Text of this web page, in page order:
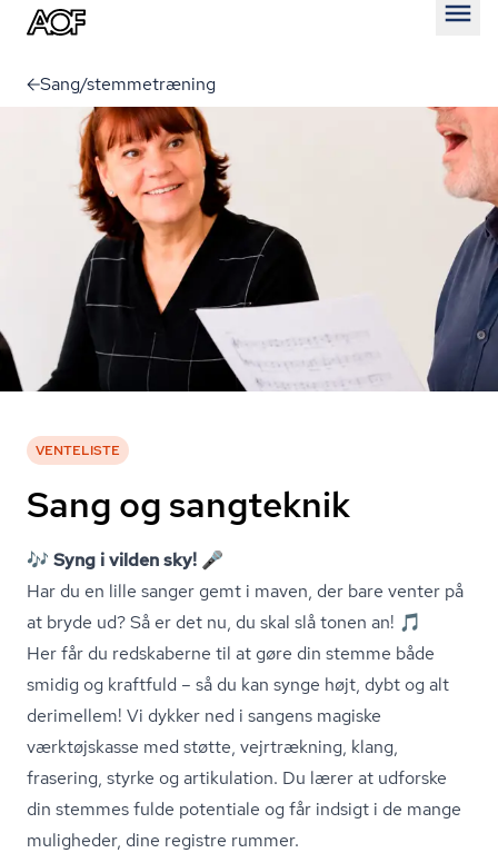
Sang/stemmetræning
VENTELISTE
Sang og sangteknik
🎶 Syng i vilden sky! 🎤
Har du en lille sanger gemt i maven, der bare venter på
at bryde ud? Så er det nu, du skal slå tonen an! 🎵
Her får du redskaberne til at gøre din stemme både
smidig og kraftfuld – så du kan synge højt, dybt og alt
derimellem! Vi dykker ned i sangens magiske
værktøjskasse med støtte, vejrtrækning, klang,
frasering, styrke og artikulation. Du lærer at udforske
din stemmes fulde potentiale og får indsigt i de mange
muligheder, dine registre rummer.